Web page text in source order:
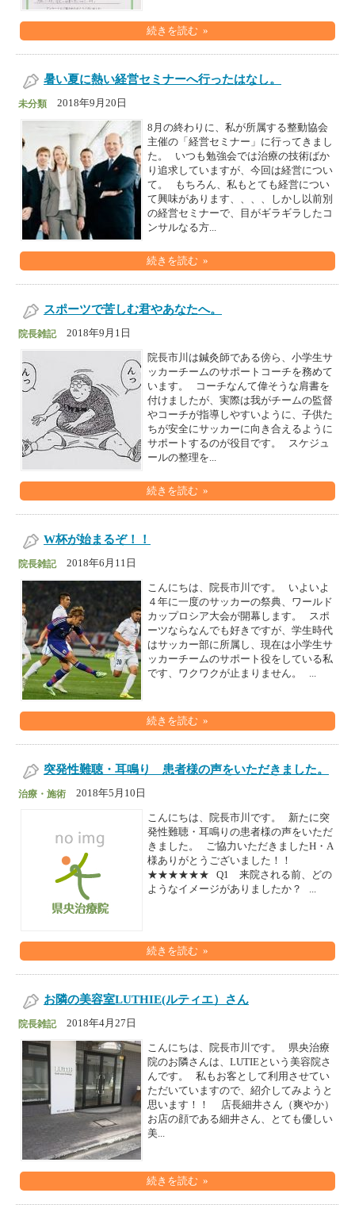
続きを読む »
暑い夏に熱い経営セミナーへ行ったはなし。
2018年9月20日
未分類
8月の終わりに、私が所属する整動協会
主催の「経営セミナー」に行ってきまし
た。 いつも勉強会では治療の技術ばか
り追求していますが、今回は経営につい
て。 もちろん、私もとても経営につい
て興味があります、、、、しかし以前別
の経営セミナーで、目がギラギラしたコ
ンサルなる方...
続きを読む »
スポーツで苦しむ君やあなたへ。
2018年9月1日
院長雑記
院長市川は鍼灸師である傍ら、小学生サ
ッカーチームのサポートコーチを務めて
います。 コーチなんて偉そうな肩書を
付けましたが、実際は我がチームの監督
やコーチが指導しやすいように、子供た
ちが安全にサッカーに向き合えるように
サポートするのが役目です。 スケジュ
ールの整理を...
続きを読む »
W杯が始まるぞ！！
2018年6月11日
院長雑記
こんにちは、院長市川です。 いよいよ
４年に一度のサッカーの祭典、ワールド
カップロシア大会が開幕します。 スポ
ーツならなんでも好きですが、学生時代
はサッカー部に所属し、現在は小学生サ
ッカーチームのサポート役をしている私
です、ワクワクが止まりません。 ...
続きを読む »
突発性難聴・耳鳴り 患者様の声をいただきました。
2018年5月10日
治療・施術
こんにちは、院長市川です。 新たに突
発性難聴・耳鳴りの患者様の声をいただ
きました。 ご協力いただきましたH・A
様ありがとうございました！！
★★★★★★ Q1 来院される前、どの
ようなイメージがありましたか？ ...
続きを読む »
お隣の美容室LUTHIE(ルティエ）さん
2018年4月27日
院長雑記
こんにちは、院長市川です。 県央治療
院のお隣さんは、LUTIEという美容院さ
んです。 私もお客として利用させてい
ただいていますので、紹介してみようと
思います！！ 店長細井さん（爽やか）
お店の顔である細井さん、とても優しい
美...
続きを読む »